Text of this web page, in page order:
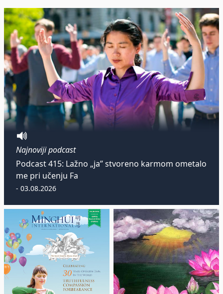
Najnoviji podcast
Podcast 415: Lažno „ja” stvoreno karmom ometalo
me pri učenju Fa
- 03.08.2026